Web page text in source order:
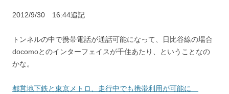
2012/9/30 16:44追記
トンネルの中で携帯電話が通話可能になって、日比谷線の場合
docomoとのインターフェイスが千住あたり、ということなの
かな。
都営地下鉄と東京メトロ、走行中でも携帯利用が可能に